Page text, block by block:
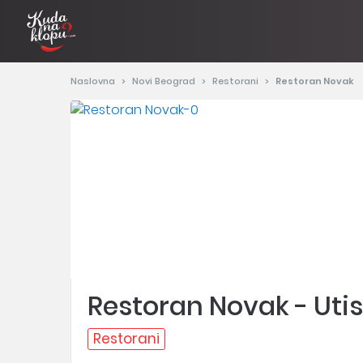
Naslovna Novi Beograd Restorani Restoran Novak
Restoran Novak -
Restorani